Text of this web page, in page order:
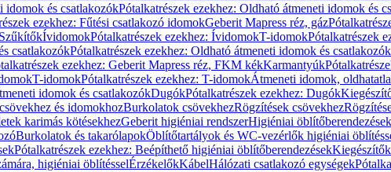
idomok és csatlakozókPótalkatrészek ezekhez: Oldható átmeneti idomok és
ezekhez: Fűtési csatlakozó idomokGeberit Mapress réz, gáz
ÍvidomokPótalkatrészek ezekhez: ÍvidomokT-idomokPótalkatrészek
csatlakozókPótalkatrészek ezekhez: Oldható átmeneti idomok és csatlakozók
ezekhez: Geberit Mapress réz, FKM kékKarmantyúk
T-idomokPótalkatrészek ezekhez: T-idomokÁtmeneti idomok,
idomok és csatlakozókDugókPótalkatrészek ezekhez: Dugók
és idomokhozBurkolatok csövekhezRögzítések csövekhez
karimás kötésekhezGeberit higiéniai rendszerHigiéniai öblítőberendezések
Burkolatok és takarólapokÖblítőtartályok és WC-vezérlők higiéniai
Pótalkatrészek ezekhez: Beépíthető higiéniai öblítőberendezések
higiéniai öblítésselÉrzékelőkKábelHálózati csatlakozó egységek